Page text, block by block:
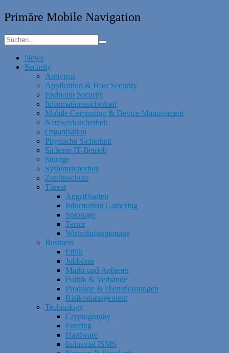
Primäre Mobile Navigation
News
Security
Antivirus
Application & Host Security
Endpoint Security
Informationssicherheit
Mobile Computing & Device Management
Netzwerksicherheit
Organisation
Physische Sicherheit
Sicherer IT-Betrieb
Storage
Systemsicherheit
Zutrittsschutz
Threat
Angriffsarten
Information Gathering
Spionage
Terror
Wirtschaftsspionage
Business
Ethik
Jobbörse
Markt und Anbieter
Politik & Verbände
Produkte & Dienstleistungen
Risikomanagement
Technology
Cryptography
Fuzzing
Hardware
Industrial ISMS